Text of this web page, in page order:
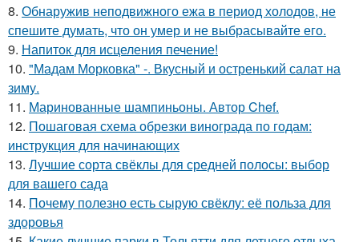
8. Обнаружив неподвижного ежа в период холодов, не
спешите думать, что он умер и не выбрасывайте его.
9. Напиток для исцеления печение!
10. "Мадам Морковка" -. Вкусный и остренький салат на
зиму.
11. Маринованные шампиньоны. Автор Chef.
12. Пошаговая схема обрезки винограда по годам:
инструкция для начинающих
13. Лучшие сорта свёклы для средней полосы: выбор
для вашего сада
14. Почему полезно есть сырую свёклу: её польза для
здоровья